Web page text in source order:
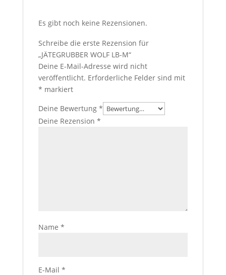
Es gibt noch keine Rezensionen.
Schreibe die erste Rezension für
„JÄTEGRUBBER WOLF LB-M“
Deine E-Mail-Adresse wird nicht
veröffentlicht. Erforderliche Felder sind mit
* markiert
Deine Bewertung *
Deine Rezension *
Name *
E-Mail *